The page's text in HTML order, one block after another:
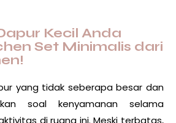
Kecil Anda
Set Minimalis dari
yang tidak seberapa besar dan
soal kenyamanan selama
di ruang ini. Meski terbatas,